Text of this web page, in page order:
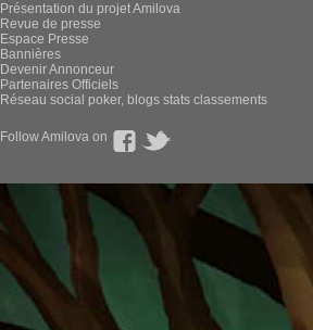
Présentation du projet Amilova
Revue de presse
Espace Presse
Bannières
Devenir Annonceur
Partenaires Officiels
Réseau social poker, blogs stats classements
Follow Amilova on